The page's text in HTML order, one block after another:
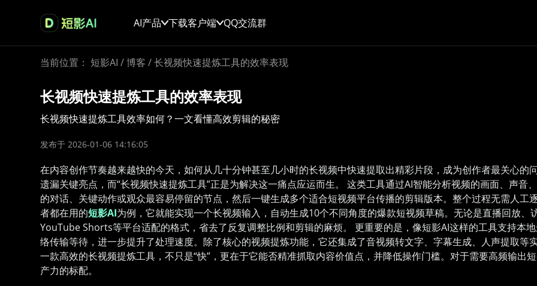
AI产品 下载客户端 QQ交流群
当前位置： 短影AI /博客 /长视频快速提炼工具的效率表现
长视频快速提炼工具的效率表现
长视频快速提炼工具效率如何？一文看懂高效剪辑的秘密
发布于 2026-01-06 14:16:05
在内容创作节奏越来越快的今天，如何从几十分钟甚至几小时的长视频中快速提取出精彩片段，成为创作者最关心
遗漏关键亮点，而“长视频快速提炼工具”正是为解决这一痛点应运而生。 这类工具通过AI智能分析视频的画面、声
的对话、关键动作或观众最容易停留的节点，然后一键生成多个适合短视频平台传播的剪辑版本。整个过程无需人
者都在用的短影AI为例，它就能实现一个长视频输入，自动生成10个不同角度的爆款短视频草稿。无论是直播回放
YouTube Shorts等平台适配的格式，省去了反复调整比例和剪辑的麻烦。 更重要的是，像短影AI这样的工具支持本
络传输等待，进一步提升了处理速度。除了核心的视频提炼功能，它还集成了音视频转文字、字幕生成、人声提取
一款高效的长视频提炼工具，不只是“快”，更在于它能否精准抓取内容价值点，并降低操作门槛。对于需要高频输出
产力的标配。